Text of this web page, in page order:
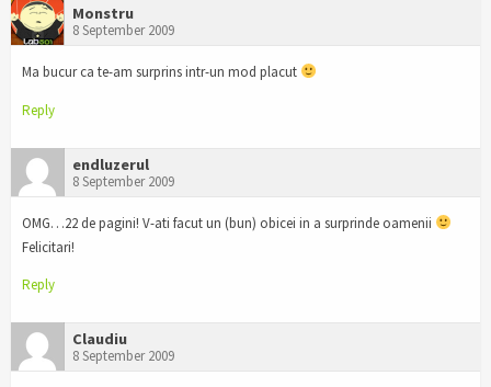
Monstru
8 September 2009
Ma bucur ca te-am surprins intr-un mod placut
Reply
endluzerul
8 September 2009
OMG…22 de pagini! V-ati facut un (bun) obicei in a surprinde oamenii
Felicitari!
Reply
Claudiu
8 September 2009